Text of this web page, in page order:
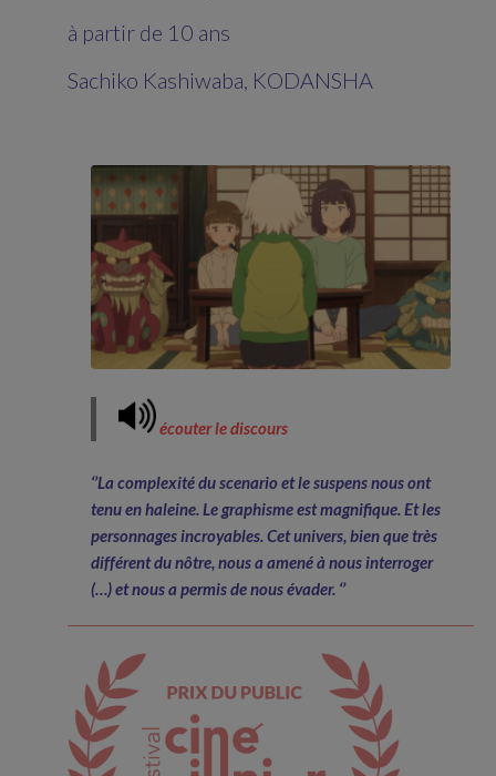
à partir de 10 ans
Sachiko Kashiwaba, KODANSHA
écouter le discours
‘’La complexité du scenario et le suspens nous ont
tenu en haleine. Le graphisme est magnifique. Et les
personnages incroyables. Cet univers, bien que très
différent du nôtre, nous a amené à nous interroger
(…) et nous a permis de nous évader. ‘’